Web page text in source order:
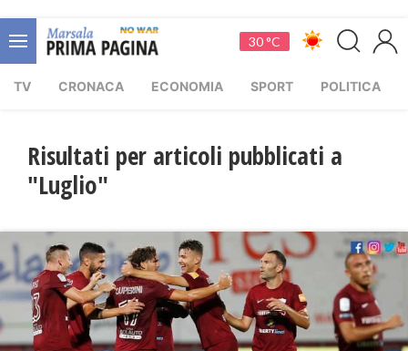
30 °C
TV CRONACA ECONOMIA SPORT POLITICA
Risultati per articoli pubblicati a
"Luglio"